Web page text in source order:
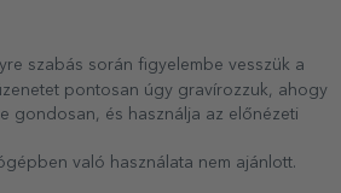
szabás során figyelembe vesszük a
pontosan úgy gravírozzuk, ahogy
gondosan, és használja az előnézeti
való használata nem ajánlott.